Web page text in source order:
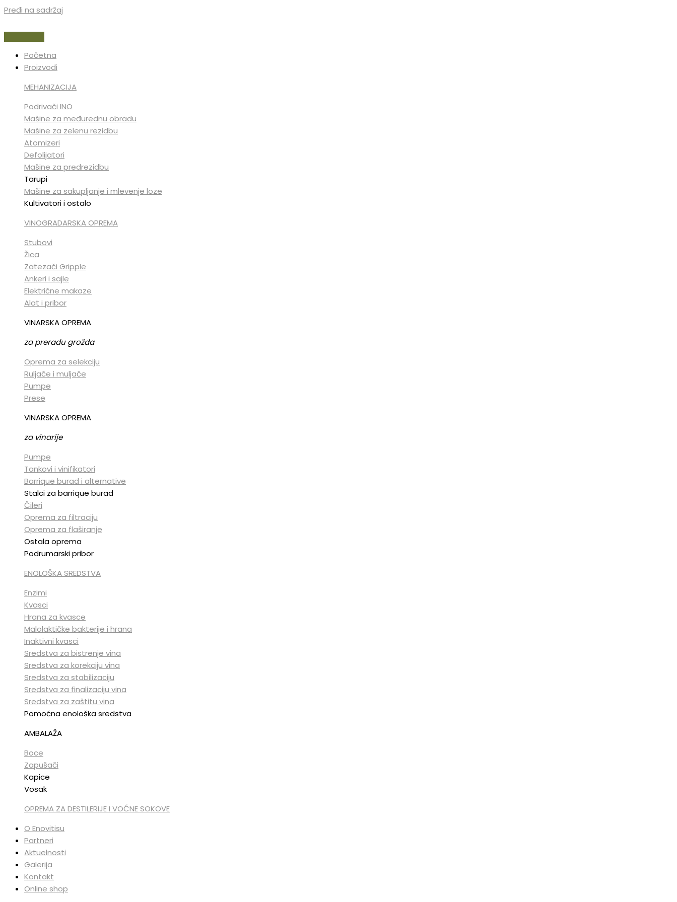
Pređi na sadržaj
Početna
Proizvodi
MEHANIZACIJA
Podrivači INO
Mašine za međurednu obradu
Mašine za zelenu rezidbu
Atomizeri
Defolijatori
Mašine za predrezidbu
Tarupi
Mašine za sakupljanje i mlevenje loze
Kultivatori i ostalo
VINOGRADARSKA OPREMA
Stubovi
Žica
Zatezači Gripple
Ankeri i sajle
Električne makaze
Alat i pribor
VINARSKA OPREMA
za preradu grožđa
Oprema za selekciju
Ruljače i muljače
Pumpe
Prese
VINARSKA OPREMA
za vinarije
Pumpe
Tankovi i vinifikatori
Barrique burad i alternative
Stalci za barrique burad
Čileri
Oprema za filtraciju
Oprema za flaširanje
Ostala oprema
Podrumarski pribor
ENOLOŠKA SREDSTVA
Enzimi
Kvasci
Hrana za kvasce
Malolaktičke bakterije i hrana
Inaktivni kvasci
Sredstva za bistrenje vina
Sredstva za korekciju vina
Sredstva za stabilizaciju
Sredstva za finalizaciju vina
Sredstva za zaštitu vina
Pomoćna enološka sredstva
AMBALAŽA
Boce
Zapušači
Kapice
Vosak
OPREMA ZA DESTILERIJE I VOĆNE SOKOVE
O Enovitisu
Partneri
Aktuelnosti
Galerija
Kontakt
Online shop